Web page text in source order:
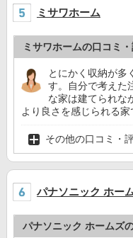
ミサワホーム
ミサワホームの口コミ・
とにかく収納が多
す。自分で考えた
な家は建てられな
より良さを感じられる家
その他の口コミ・
パナソニック ホー
パナソニック ホームズ